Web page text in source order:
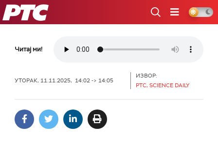
РТС
Читај ми!
УТОРАК, 11.11.2025, 14:02 -> 14:05
ИЗВОР:
РТС, SCIENCE DAILY